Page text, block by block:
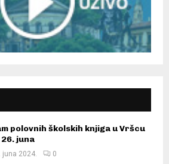
polovnih školskih knjiga u Vršcu
26. juna
juna 2024. 0